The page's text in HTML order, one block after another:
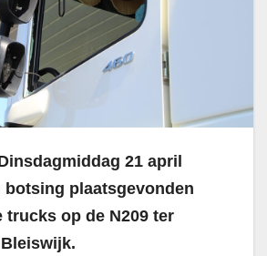
21 april
botsing plaatsgevonden
trucks op de N209 ter